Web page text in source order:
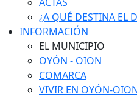
¿A QUÉ DESTINA EL
INFORMACIÓN
EL MUNICIPIO
OYÓN - OION
COMARCA
VIVIR EN OYÓN-